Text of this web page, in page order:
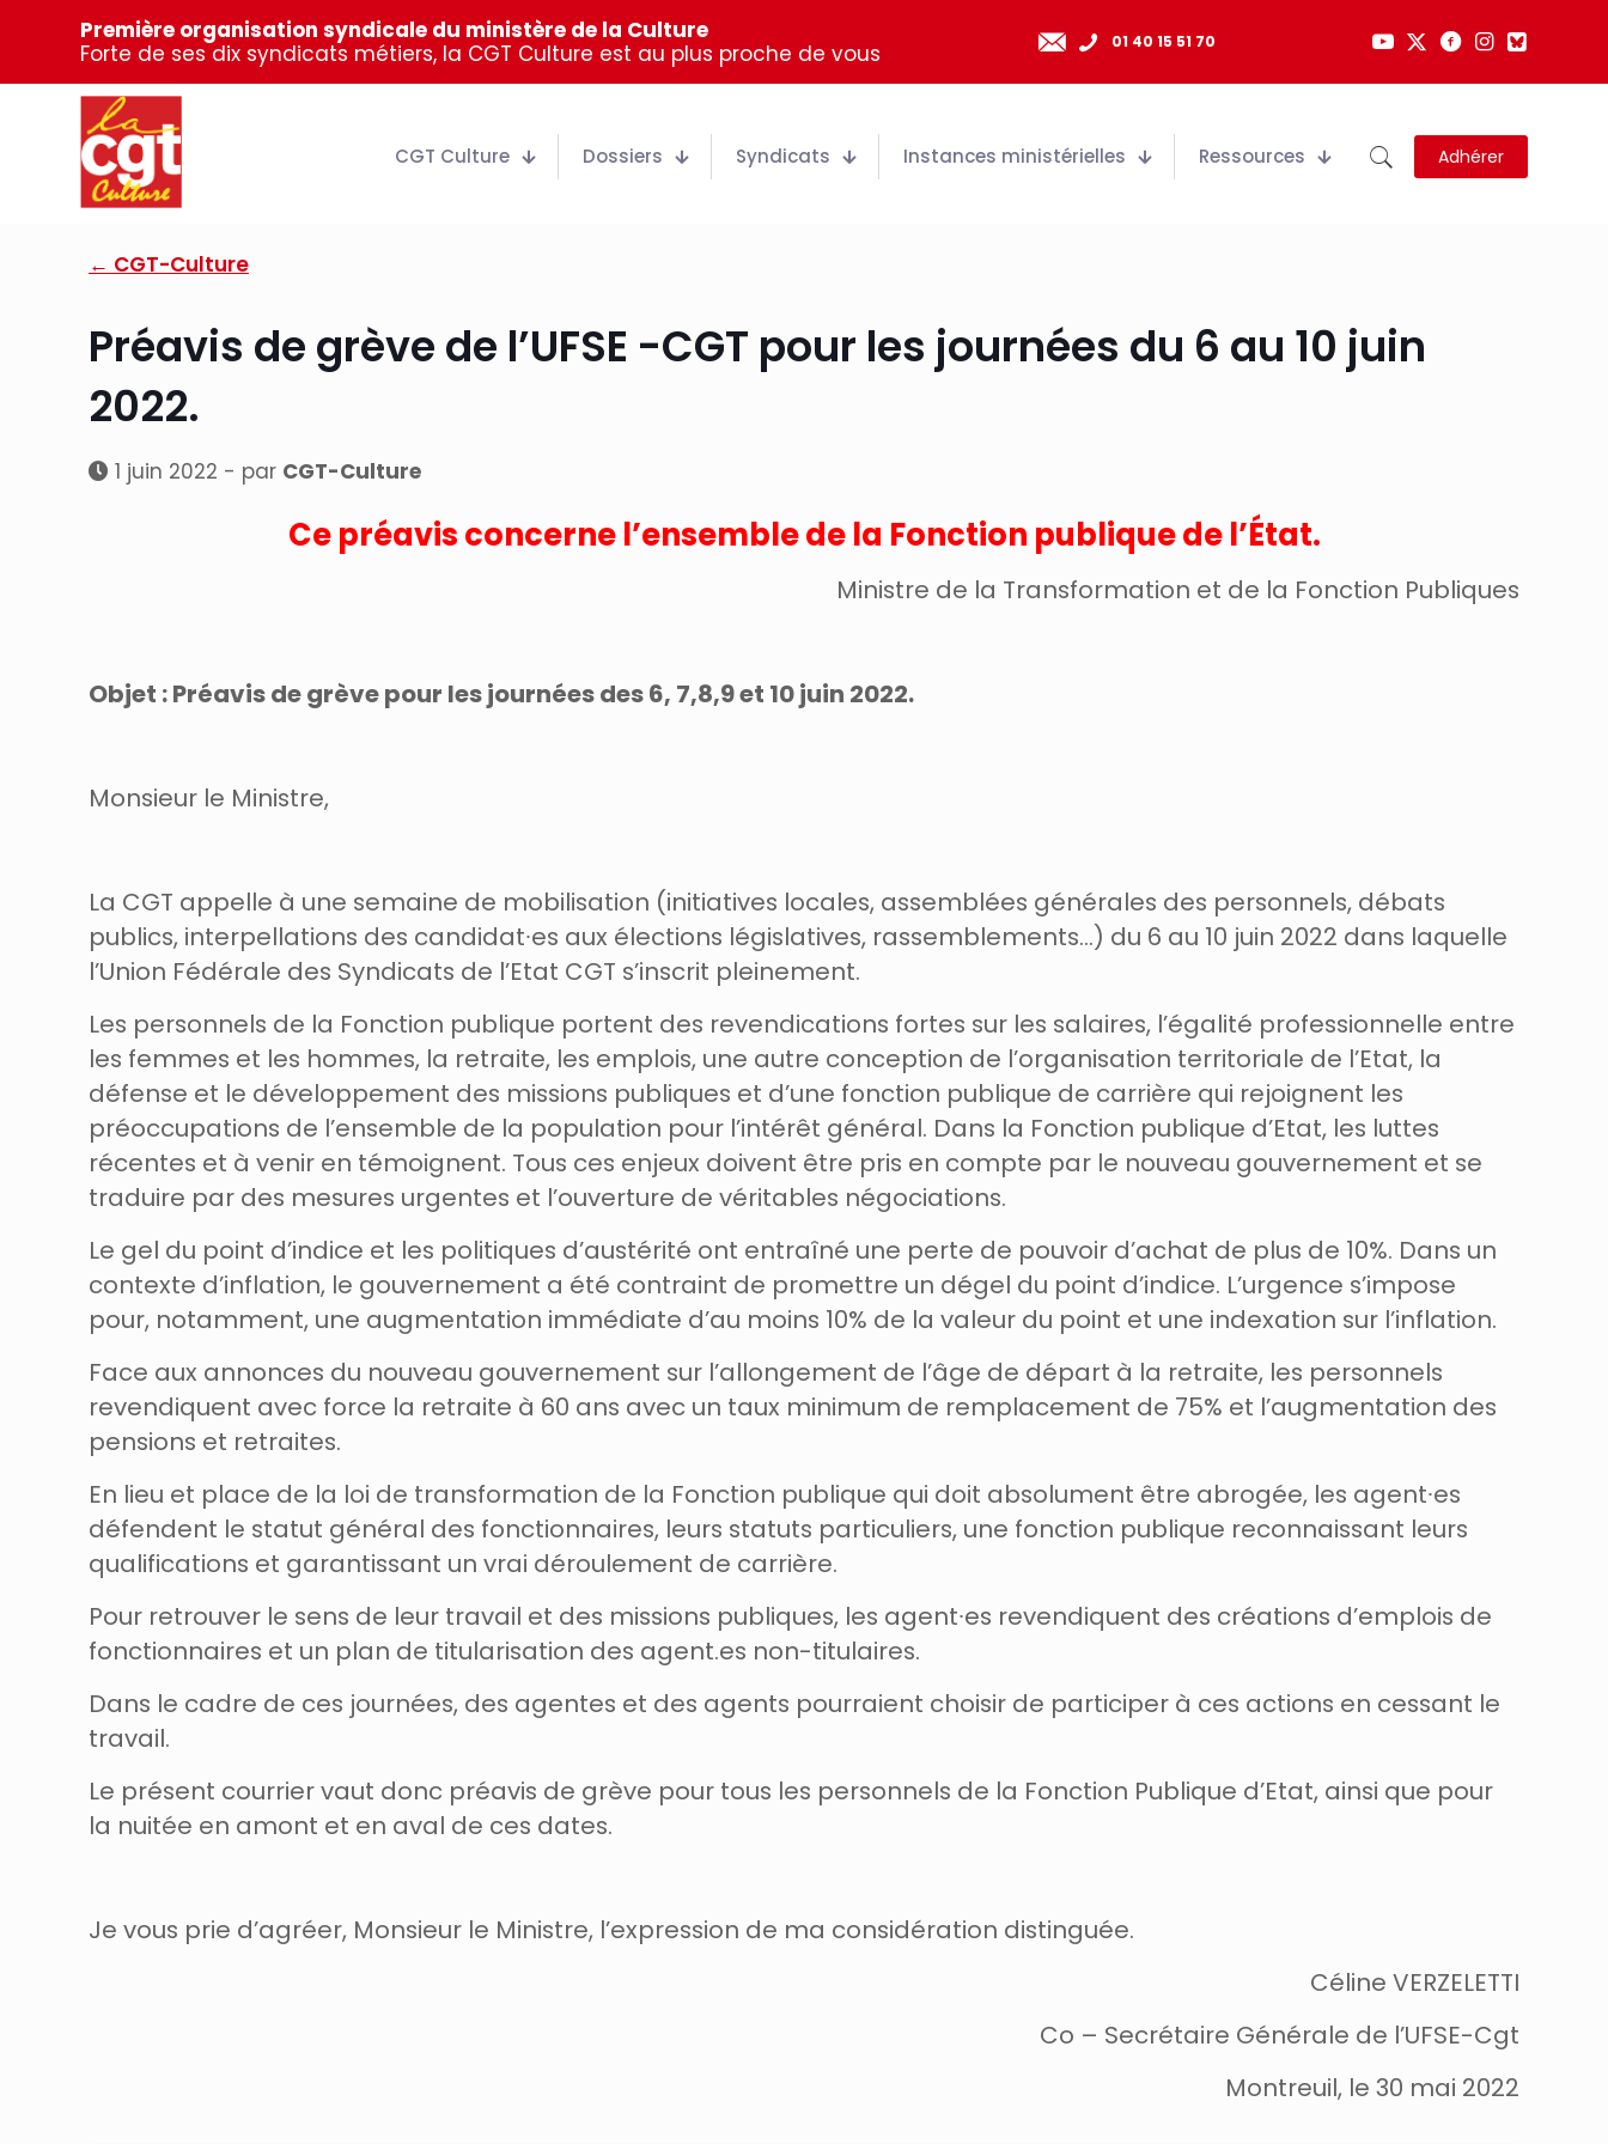
Première organisation syndicale du ministère de la Culture
Forte de ses dix syndicats métiers, la CGT Culture est au plus proche de vous
01 40 15 51 70
CGT Culture Dossiers Syndicats Instances ministérielles Ressources Adhérer
← CGT-Culture
Préavis de grève de l’UFSE -CGT pour les journées du 6 au 10 juin
2022.
1 juin 2022 - par CGT-Culture
Ce préavis concerne l’ensemble de la Fonction publique de l’État.
Ministre de la Transformation et de la Fonction Publiques
Objet : Préavis de grève pour les journées des 6, 7,8,9 et 10 juin 2022.
Monsieur le Ministre,
La CGT appelle à une semaine de mobilisation (initiatives locales, assemblées générales des personnels, débats
publics, interpellations des candidat∙es aux élections législatives, rassemblements…) du 6 au 10 juin 2022 dans laquelle
l’Union Fédérale des Syndicats de l’Etat CGT s’inscrit pleinement.
Les personnels de la Fonction publique portent des revendications fortes sur les salaires, l’égalité professionnelle entre
les femmes et les hommes, la retraite, les emplois, une autre conception de l’organisation territoriale de l’Etat, la
défense et le développement des missions publiques et d’une fonction publique de carrière qui rejoignent les
préoccupations de l’ensemble de la population pour l’intérêt général. Dans la Fonction publique d’Etat, les luttes
récentes et à venir en témoignent. Tous ces enjeux doivent être pris en compte par le nouveau gouvernement et se
traduire par des mesures urgentes et l’ouverture de véritables négociations.
Le gel du point d’indice et les politiques d’austérité ont entraîné une perte de pouvoir d’achat de plus de 10%. Dans un
contexte d’inflation, le gouvernement a été contraint de promettre un dégel du point d’indice. L’urgence s’impose
pour, notamment, une augmentation immédiate d’au moins 10% de la valeur du point et une indexation sur l’inflation.
Face aux annonces du nouveau gouvernement sur l’allongement de l’âge de départ à la retraite, les personnels
revendiquent avec force la retraite à 60 ans avec un taux minimum de remplacement de 75% et l’augmentation des
pensions et retraites.
En lieu et place de la loi de transformation de la Fonction publique qui doit absolument être abrogée, les agent∙es
défendent le statut général des fonctionnaires, leurs statuts particuliers, une fonction publique reconnaissant leurs
qualifications et garantissant un vrai déroulement de carrière.
Pour retrouver le sens de leur travail et des missions publiques, les agent∙es revendiquent des créations d’emplois de
fonctionnaires et un plan de titularisation des agent.es non-titulaires.
Dans le cadre de ces journées, des agentes et des agents pourraient choisir de participer à ces actions en cessant le
travail.
Le présent courrier vaut donc préavis de grève pour tous les personnels de la Fonction Publique d’Etat, ainsi que pour
la nuitée en amont et en aval de ces dates.
Je vous prie d’agréer, Monsieur le Ministre, l’expression de ma considération distinguée.
Céline VERZELETTI
Co – Secrétaire Générale de l’UFSE-Cgt
Montreuil, le 30 mai 2022